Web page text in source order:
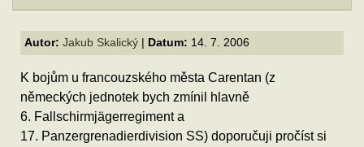
Autor: Jakub Skalický Datum: 14. 7. 2006
K bojům u francouzského města Carentan (z
německých jednotek bych zmínil hlavně
6. Fallschirmjägerregiment a
17. Panzergrenadierdivision SS) doporučuji pročíst si